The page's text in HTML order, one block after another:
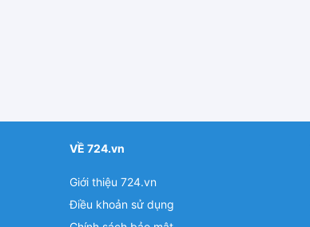
VỀ 724.vn
Giới thiệu 724.vn
Điều khoản sử dụng